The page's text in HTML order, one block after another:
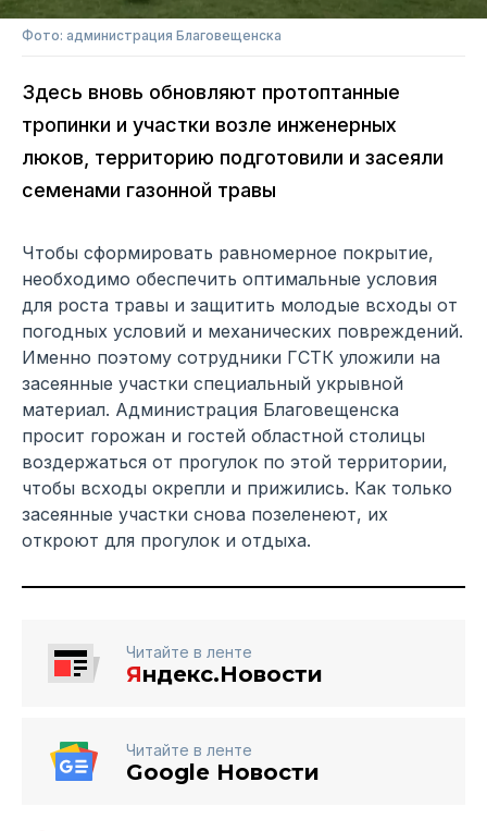
Фото: администрация Благовещенска
Здесь вновь обновляют протоптанные
тропинки и участки возле инженерных
люков, территорию подготовили и засеяли
семенами газонной травы
Чтобы сформировать равномерное покрытие,
необходимо обеспечить оптимальные условия
для роста травы и защитить молодые всходы от
погодных условий и механических повреждений.
Именно поэтому сотрудники ГСТК уложили на
засеянные участки специальный укрывной
материал. Администрация Благовещенска
просит горожан и гостей областной столицы
воздержаться от прогулок по этой территории,
чтобы всходы окрепли и прижились. Как только
засеянные участки снова позеленеют, их
откроют для прогулок и отдыха.
Читайте в ленте
Яндекс.Новости
Читайте в ленте
Google Новости